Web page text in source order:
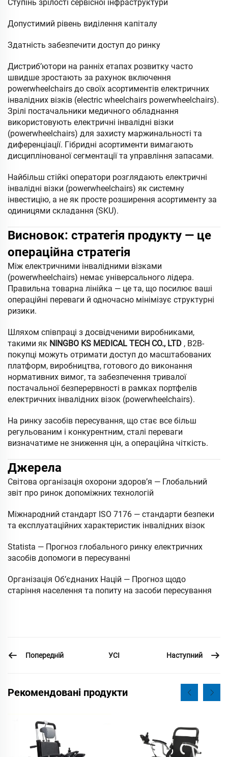
Ступінь зрілості сервісної інфраструктури
Допустимий рівень виділення капіталу
Здатність забезпечити доступ до ринку
Дистриб’ютори на ранніх етапах розвитку часто
швидше зростають за рахунок включення
powerwheelchairs до своїх асортиментів електричних
інвалідних візків (electric wheelchairs powerwheelchairs).
Зрілі постачальники медичного обладнання
використовують електричні інвалідні візки
(powerwheelchairs) для захисту маржинальності та
диференціації. Гібридні асортименти вимагають
дисциплінованої сегментації та управління запасами.
Найбільш стійкі оператори розглядають електричні
інвалідні візки (powerwheelchairs) як системну
інвестицію, а не як просте розширення асортименту за
одиницями складання (SKU).
Висновок: стратегія продукту — це
операційна стратегія
Між електричними інвалідними візками
(powerwheelchairs) немає універсального лідера.
Правильна товарна лінійка — це та, що посилює ваші
операційні переваги й одночасно мінімізує структурні
ризики.
Шляхом співпраці з досвідченими виробниками,
такими як NINGBO KS MEDICAL TECH CO., LTD , B2B-
покупці можуть отримати доступ до масштабованих
платформ, виробництва, готового до виконання
нормативних вимог, та забезпечення тривалої
постачальної безперервності в рамках портфелів
електричних інвалідних візок (powerwheelchairs).
На ринку засобів пересування, що стає все більш
регульованим і конкурентним, сталі переваги
визначатиме не зниження цін, а операційна чіткість.
Джерела
Світова організація охорони здоров’я — Глобальний
звіт про ринок допоміжних технологій
Міжнародний стандарт ISO 7176 — стандарти безпеки
та експлуатаційних характеристик інвалідних візок
Statista — Прогноз глобального ринку електричних
засобів допомоги в пересуванні
Організація Об’єднаних Націй — Прогноз щодо
старіння населення та попиту на засоби пересування
Попередній УСІ Наступний
Рекомендовані продукти